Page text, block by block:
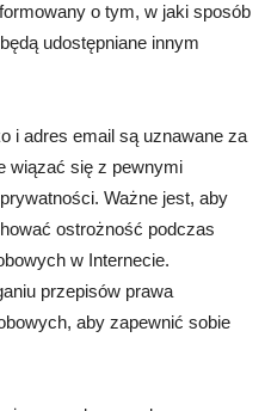
o tym, w jaki sposób
udostępniane innym
i adres email są uznawane za
wiązać się z pewnymi
Ważne jest, aby
ostrożność podczas
w Internecie.
przepisów prawa
aby zapewnić sobie